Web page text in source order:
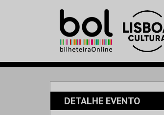
DETALHE EVENTO